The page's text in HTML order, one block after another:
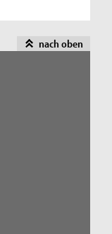
nach oben